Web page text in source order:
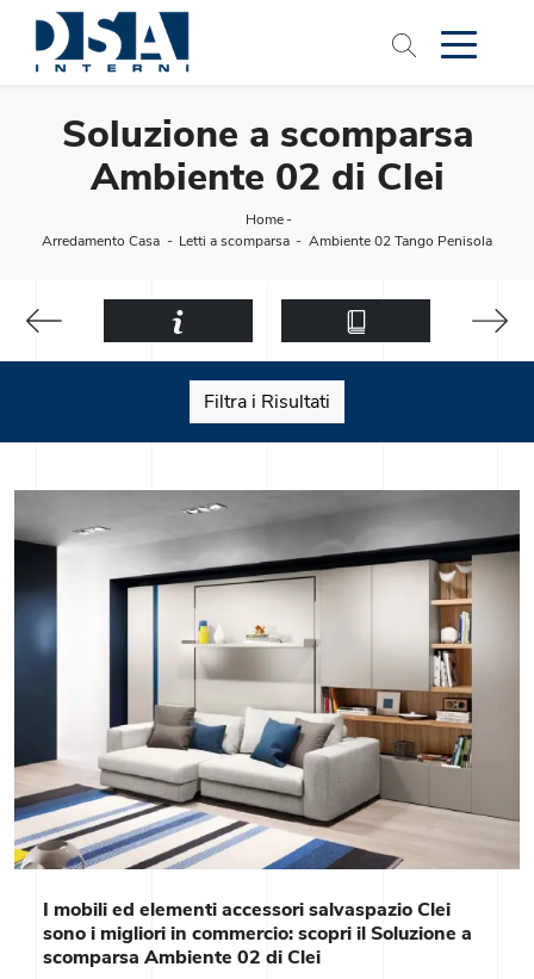
Soluzione a scomparsa
Ambiente 02 di Clei
Home-
Arredamento Casa - Letti a scomparsa - Ambiente 02 Tango Penisola
Filtra i Risultati
I mobili ed elementi accessori salvaspazio Clei
sono i migliori in commercio: scopri il Soluzione a
scomparsa Ambiente 02 di Clei